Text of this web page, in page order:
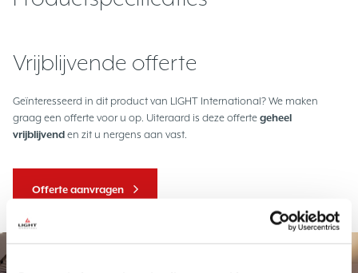
Vrijblijvende offerte
Geïnteresseerd in dit product van LIGHT International? We maken
graag een offerte voor u op. Uiteraard is deze offerte geheel
vrijblijvend en zit u nergens aan vast.
Offerte aanvragen